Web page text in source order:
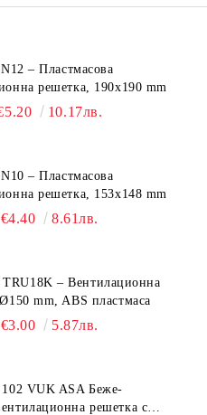
– Пластмасова
решетка, 190x190 mm
10.17лв.
– Пластмасова
решетка, 153x148 mm
€4.40 8.61лв.
Вентилационна
mm, ABS пластмаса
€3.00 5.87лв.
102 VUK ASA Беже-
решетка с